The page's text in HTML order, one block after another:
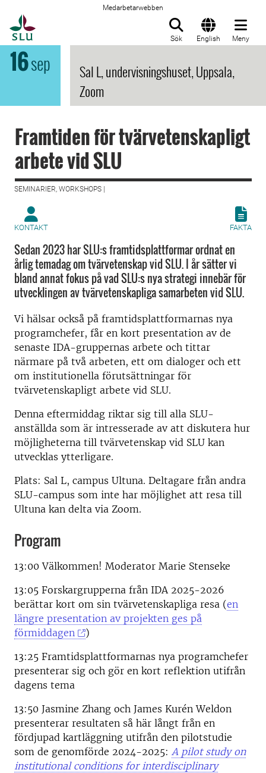
Medarbetarwebben
Sök English Meny
16sep
Sal L, undervisningshuset, Uppsala,
Zoom
Framtiden för tvärvetenskapligt
arbete vid SLU
SEMINARIER, WORKSHOPS |
KONTAKT FAKTA
Sedan 2023 har SLU:s framtidsplattformar ordnat en
årlig temadag om tvärvetenskap vid SLU. I år sätter vi
bland annat fokus på vad SLU:s nya strategi innebär för
utvecklingen av tvärvetenskapliga samarbeten vid SLU.
Vi hälsar också på framtidsplattformarnas nya
programchefer, får en kort presentation av de
senaste IDA-gruppernas arbete och tittar
närmare på två arbeten, ett om dialoger och ett
om institutionella förutsättningar för
tvärvetenskapligt arbete vid SLU.
Denna eftermiddag riktar sig till alla SLU-
anställda som är intresserade av att diskutera hur
möjligheterna till tvärvetenskap vid SLU kan
utvecklas ytterligare.
Plats: Sal L, campus Ultuna. Deltagare från andra
SLU-campus som inte har möjlighet att resa till
Ultuna kan delta via Zoom.
Program
13:00 Välkommen! Moderator Marie Stenseke
13:05 Forskargrupperna från IDA 2025-2026
berättar kort om sin tvärvetenskapliga resa (en
längre presentation av projekten ges på
förmiddagen
)
13:25 Framtidsplattformarnas nya programchefer
presenterar sig och gör en kort reflektion utifrån
dagens tema
13:50 Jasmine Zhang och James Kurén Weldon
presenterar resultaten så här långt från en
fördjupad kartläggning utifrån den pilotstudie
som de genomförde 2024-2025: A pilot study on
institutional conditions for interdisciplinary